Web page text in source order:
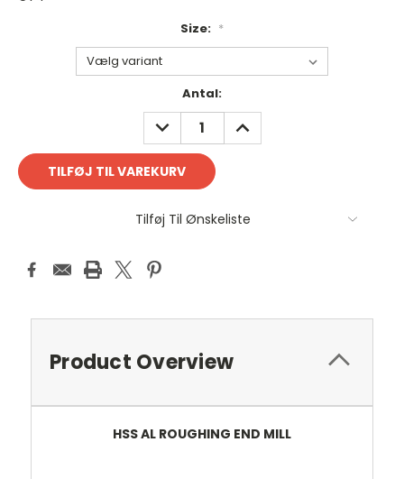
Size: *
Antal:
REDUCER
ANTAL:
FORØG
ANTAL:
Tilføj Til Ønskeliste
Product Overview
HSS AL ROUGHING END MILL